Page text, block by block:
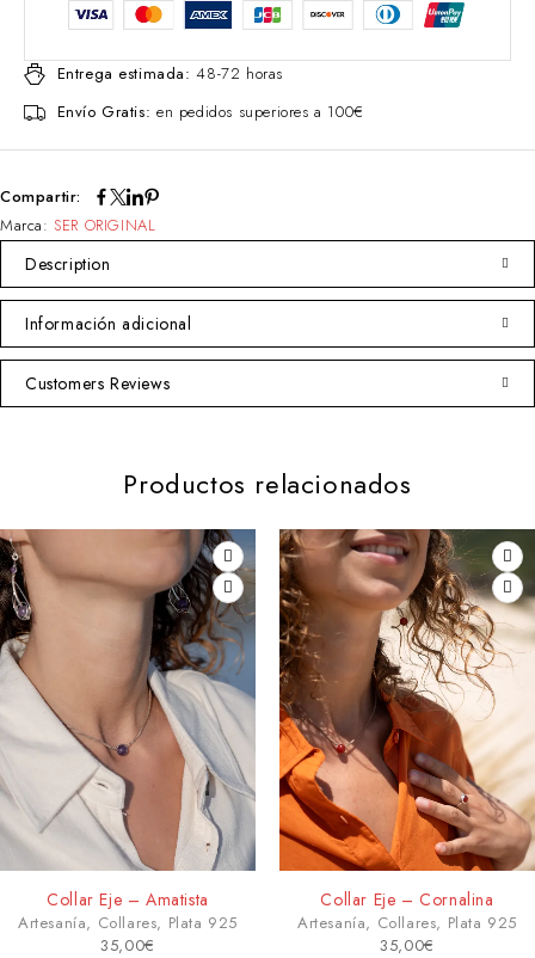
Entrega estimada: 48-72 horas
Envío Gratis: en pedidos superiores a 100€
Compartir:
Marca: SER ORIGINAL
Description
Información adicional
Customers Reviews
Productos relacionados
Collar Eje – Amatista
Artesanía, Collares, Plata 925
35,00€
Collar Eje – Cornalina
Artesanía, Collares, Plata 925
35,00€